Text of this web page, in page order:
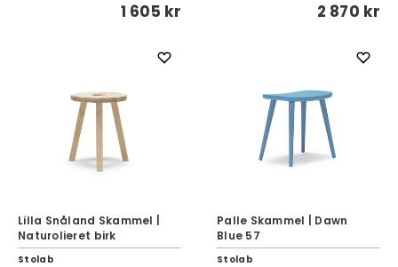
1 605 kr 2 870 kr
Lilla Snåland Skammel |
Naturolieret birk
Stolab
Palle Skammel | Dawn
Blue 57
Stolab